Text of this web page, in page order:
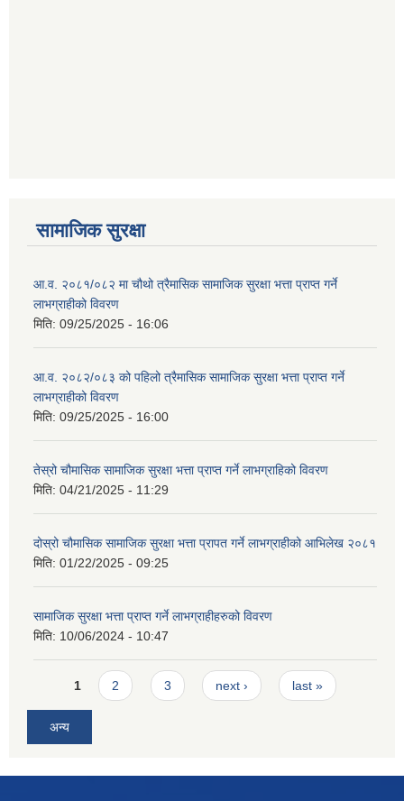
सामाजिक सुरक्षा
आ.व. २०८१/०८२ मा चौथो त्रैमासिक सामाजिक सुरक्षा भत्ता प्राप्त गर्ने
लाभग्राहीको विवरण
मिति: 09/25/2025 - 16:06
आ.व. २०८२/०८३ को पहिलो त्रैमासिक सामाजिक सुरक्षा भत्ता प्राप्त गर्ने
लाभग्राहीको विवरण
मिति: 09/25/2025 - 16:00
तेस्रो चौमासिक सामाजिक सुरक्षा भत्ता प्राप्त गर्ने लाभग्राहिको विवरण
मिति: 04/21/2025 - 11:29
दोस्रो चौमासिक सामाजिक सुरक्षा भत्ता प्रापत गर्ने लाभग्राहीको आभिलेख २०८१
मिति: 01/22/2025 - 09:25
सामाजिक सुरक्षा भत्ता प्राप्त गर्ने लाभग्राहीहरुको विवरण
मिति: 10/06/2024 - 10:47
Pages
1 2 3 next › last »
अन्य